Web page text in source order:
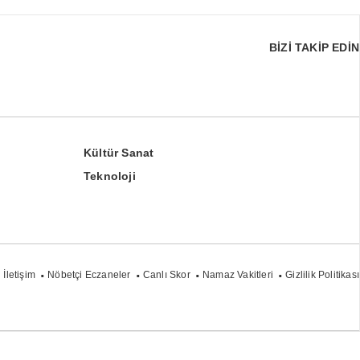
BİZİ TAKİP EDİN
Kültür Sanat
Teknoloji
İletişim Nöbetçi Eczaneler Canlı Skor Namaz Vakitleri Gizlilik Politikası